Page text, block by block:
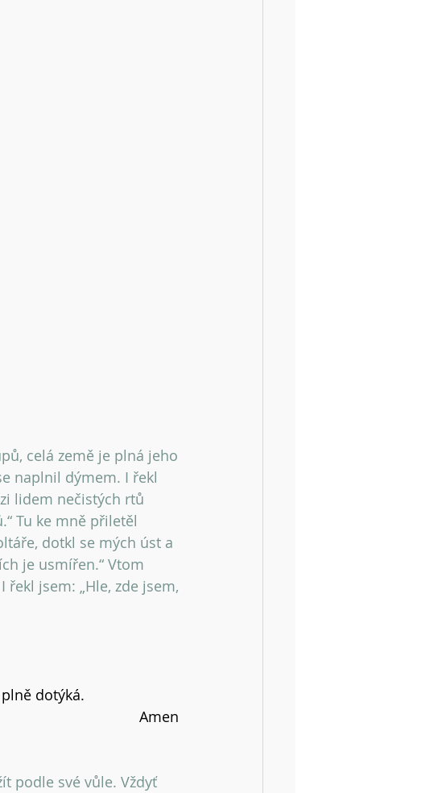
celá země je plná jeho
naplnil dýmem. I řekl
lidem nečistých rtů
Tu ke mně přiletěl
dotkl se mých úst a
je usmířen.“ Vtom
řekl jsem: „Hle, zde jsem,
dotýká.
Amen
podle své vůle. Vždyť